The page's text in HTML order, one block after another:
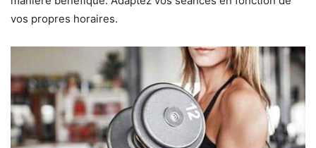
vos propres horaires.